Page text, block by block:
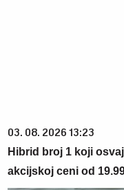
03. 08. 2026 13:23
Hibrid broj 1 koji
akcijskoj ceni od